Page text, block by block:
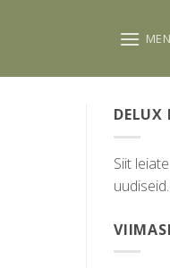
DELUX
Siit
uudiseid.